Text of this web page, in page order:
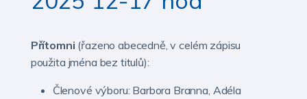
Přítomni (řazeno abecedně, v celém zápisu
použita jména bez titulů):
Členové výboru: Barbora Branna, Adéla